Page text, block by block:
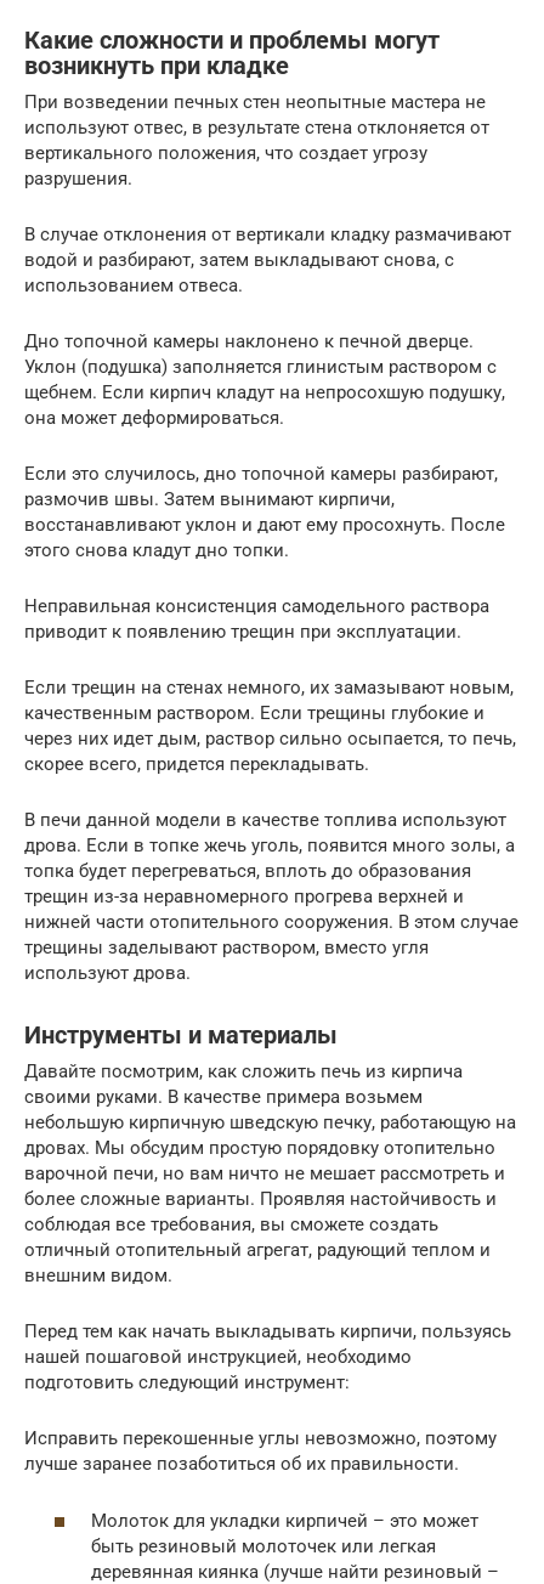
Какие сложности и проблемы могут
возникнуть при кладке
При возведении печных стен неопытные мастера не
используют отвес, в результате стена отклоняется от
вертикального положения, что создает угрозу
разрушения.
В случае отклонения от вертикали кладку размачивают
водой и разбирают, затем выкладывают снова, с
использованием отвеса.
Дно топочной камеры наклонено к печной дверце.
Уклон (подушка) заполняется глинистым раствором с
щебнем. Если кирпич кладут на непросохшую подушку,
она может деформироваться.
Если это случилось, дно топочной камеры разбирают,
размочив швы. Затем вынимают кирпичи,
восстанавливают уклон и дают ему просохнуть. После
этого снова кладут дно топки.
Неправильная консистенция самодельного раствора
приводит к появлению трещин при эксплуатации.
Если трещин на стенах немного, их замазывают новым,
качественным раствором. Если трещины глубокие и
через них идет дым, раствор сильно осыпается, то печь,
скорее всего, придется перекладывать.
В печи данной модели в качестве топлива используют
дрова. Если в топке жечь уголь, появится много золы, а
топка будет перегреваться, вплоть до образования
трещин из-за неравномерного прогрева верхней и
нижней части отопительного сооружения. В этом случае
трещины заделывают раствором, вместо угля
используют дрова.
Инструменты и материалы
Давайте посмотрим, как сложить печь из кирпича
своими руками. В качестве примера возьмем
небольшую кирпичную шведскую печку, работающую на
дровах. Мы обсудим простую порядовку отопительно
варочной печи, но вам ничто не мешает рассмотреть и
более сложные варианты. Проявляя настойчивость и
соблюдая все требования, вы сможете создать
отличный отопительный агрегат, радующий теплом и
внешним видом.
Перед тем как начать выкладывать кирпичи, пользуясь
нашей пошаговой инструкцией, необходимо
подготовить следующий инструмент:
Исправить перекошенные углы невозможно, поэтому
лучше заранее позаботиться об их правильности.
Молоток для укладки кирпичей – это может
быть резиновый молоточек или легкая
деревянная киянка (лучше найти резиновый –